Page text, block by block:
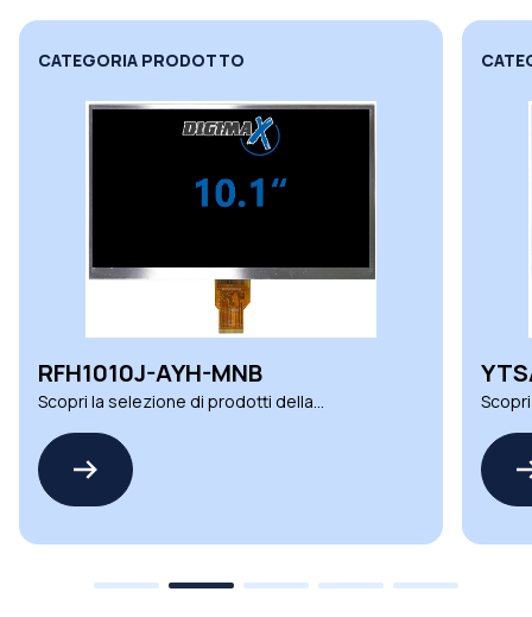
CATEGORIA PRODOTTO
RFH1010J-AYH-MNB
Scopri la selezione di prodotti della
OPTRONICS